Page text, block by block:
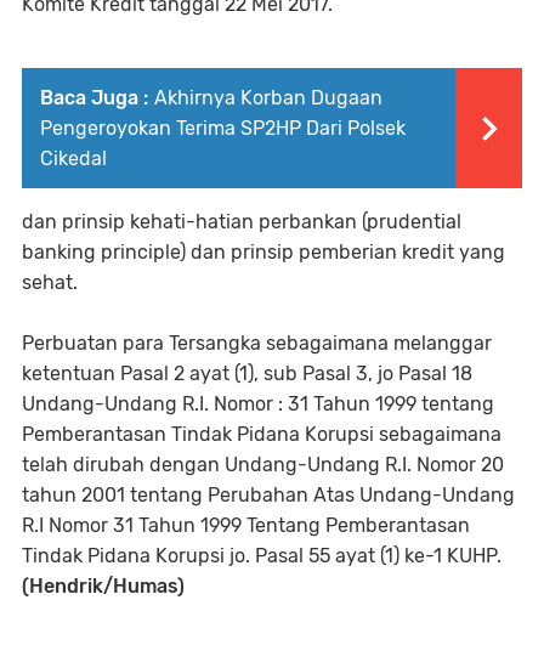
Baca Juga : Akhirnya Korban Dugaan
Pengeroyokan Terima SP2HP Dari Polsek
Cikedal
dan prinsip kehati-hatian perbankan (prudential
banking principle) dan prinsip pemberian kredit yang
sehat.
Perbuatan para Tersangka sebagaimana melanggar
ketentuan Pasal 2 ayat (1), sub Pasal 3, jo Pasal 18
Undang-Undang R.I. Nomor : 31 Tahun 1999 tentang
Pemberantasan Tindak Pidana Korupsi sebagaimana
telah dirubah dengan Undang-Undang R.I. Nomor 20
tahun 2001 tentang Perubahan Atas Undang-Undang
R.I Nomor 31 Tahun 1999 Tentang Pemberantasan
Tindak Pidana Korupsi jo. Pasal 55 ayat (1) ke-1 KUHP.
(Hendrik/Humas)